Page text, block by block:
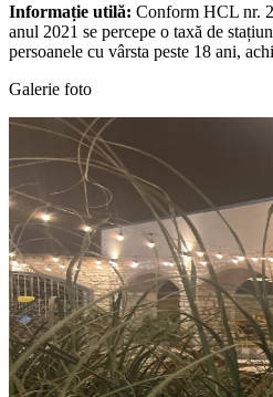
Informație utilă: Conform HCL nr.
anul 2021 se percepe o taxă de
persoanele cu vârsta peste 18 ani,
Galerie foto